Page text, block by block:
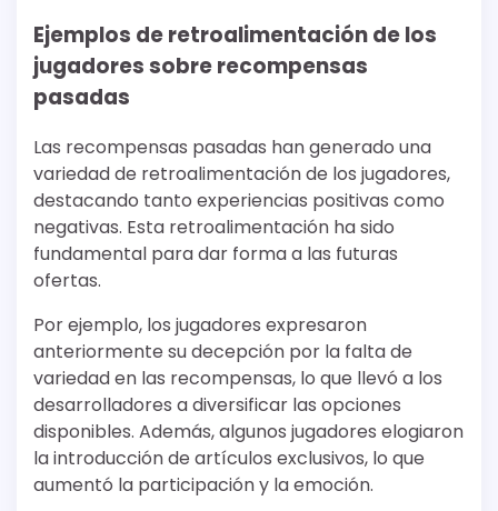
Ejemplos de retroalimentación de los
jugadores sobre recompensas
pasadas
Las recompensas pasadas han generado una
variedad de retroalimentación de los jugadores,
destacando tanto experiencias positivas como
negativas. Esta retroalimentación ha sido
fundamental para dar forma a las futuras
ofertas.
Por ejemplo, los jugadores expresaron
anteriormente su decepción por la falta de
variedad en las recompensas, lo que llevó a los
desarrolladores a diversificar las opciones
disponibles. Además, algunos jugadores elogiaron
la introducción de artículos exclusivos, lo que
aumentó la participación y la emoción.